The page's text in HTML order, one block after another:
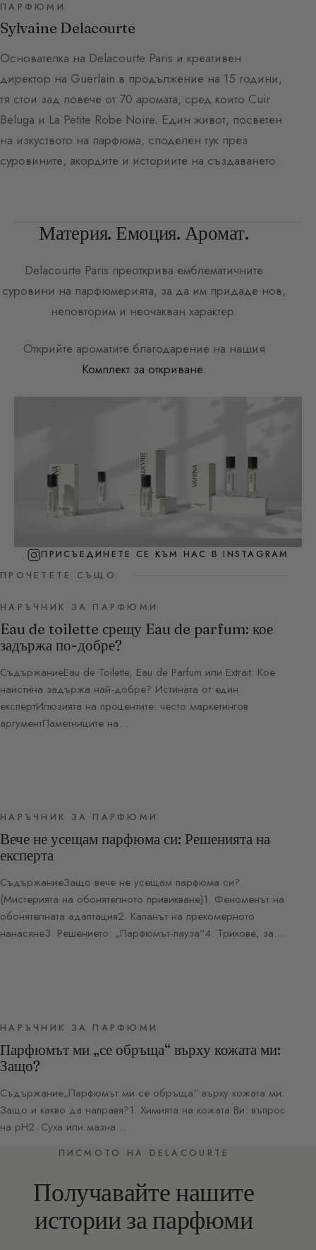
ПАРФЮМИ
Sylvaine Delacourte
Основателка на Delacourte Paris и креативен
директор на Guerlain в продължение на 15 години,
тя стои зад повече от 70 аромата, сред които Cuir
Beluga и La Petite Robe Noire. Един живот, посветен
на изкуството на парфюма, споделен тук през
суровините, акордите и историите на създаването.
Материя. Емоция. Аромат.
Delacourte Paris преоткрива емблематичните
суровини на парфюмерията, за да им придаде нов,
неповторим и неочакван характер.
Открийте ароматите благодарение на нашия
Комплект за откриване.
ПРИСЪЕДИНЕТЕ СЕ КЪМ НАС В INSTAGRAM
ПРОЧЕТЕТЕ СЪЩО
НАРЪЧНИК ЗА ПАРФЮМИ
Eau de toilette срещу Eau de parfum: кое
задържа по-добре?
СъдържаниеEau de Toilette, Eau de Parfum или Extrait: Кое
наистина задържа най-добре? Истината от един
експертИлюзията на процентите: често маркетингов
аргументПаметниците на…
НАРЪЧНИК ЗА ПАРФЮМИ
Вече не усещам парфюма си: Решенията на
експерта
СъдържаниеЗащо вече не усещам парфюма си?
(Мистерията на обонятелното привикване)1. Феноменът на
обонятелната адаптация2. Капанът на прекомерното
нанасяне3. Решението: „Парфюмът-пауза“4. Трикове, за…
НАРЪЧНИК ЗА ПАРФЮМИ
Парфюмът ми „се обръща“ върху кожата ми:
Защо?
Съдържание„Парфюмът ми се обръща“ върху кожата ми:
Защо и какво да направя?1. Химията на кожата Ви: въпрос
на pH2. Суха или мазна…
ПИСМОТО НА DELACOURTE
Получавайте нашите
истории за парфюми